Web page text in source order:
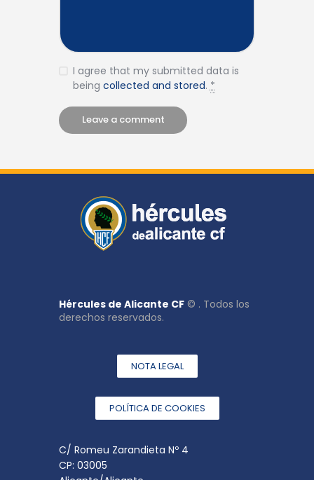
I agree that my submitted data is
being collected and stored.*
Hércules de Alicante CF © . Todos los
derechos reservados.
NOTA LEGAL
POLÍTICA DE COOKIES
C/ Romeu Zarandieta Nº 4
CP: 03005